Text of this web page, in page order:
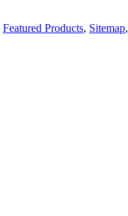
Featured Products, Sitemap,